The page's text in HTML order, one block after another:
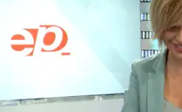
Neox » Series » Los Simpson